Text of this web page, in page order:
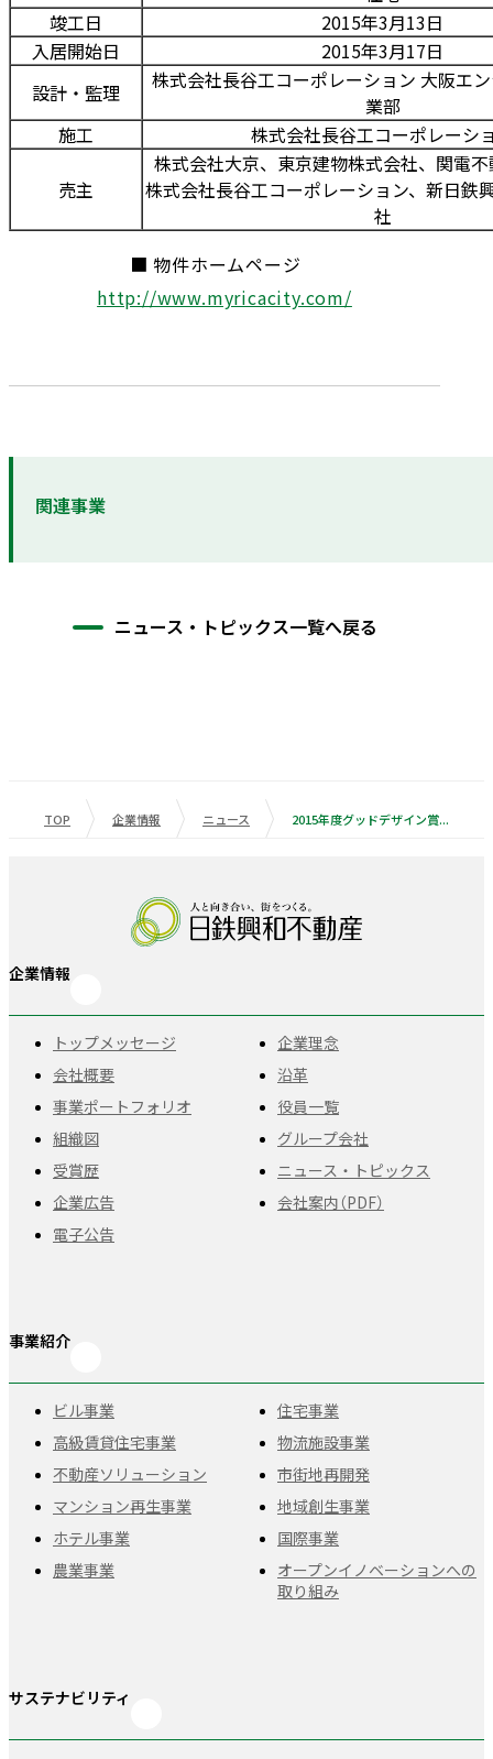
竣工日
2015年3月13日
入居開始日
2015年3月17日
設計・監理
株式会社長谷工コーポレーション 大阪エ
業部
施工
株式会社長谷工コーポレーシ
売主
株式会社大京、東京建物株式会社、関電
株式会社長谷工コーポレーション、新日鉄
社
■ 物件ホームページ
http://www.myricacity.com/
関連事業
ニュース・トピックス一覧へ戻る
TOP 企業情報 ニュース
企業情報
トップメッセージ 企業理念
会社概要 沿革
事業ポートフォリオ 役員一覧
組織図 グループ会社
受賞歴 ニュース・トピックス
企業広告 会社案内（PDF）
電子公告
事業紹介
ビル事業 住宅事業
高級賃貸住宅事業 物流施設事業
不動産ソリューション 市街地再開発
マンション再生事業 地域創生事業
ホテル事業 国際事業
農業事業
オープンイノベーションへの
取り組み
サステナビリティ